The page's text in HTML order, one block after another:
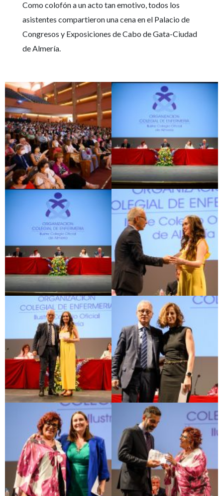
Como colofón a un acto tan emotivo, todos los
asistentes compartieron una cena en el Palacio de
Congresos y Exposiciones de Cabo de Gata-Ciudad
de Almería.